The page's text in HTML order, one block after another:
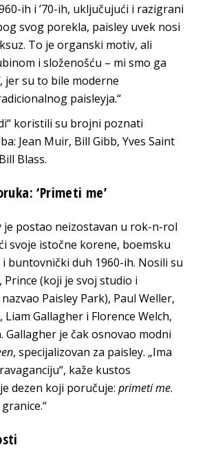
ih i ’70-ih, uključujući i razigrani
svog porekla, paisley uvek nosi
To je organski motiv, ali
i složenošću – mi smo ga
, jer su to bile moderne
paisleyja.“
koristili su brojni poznati
Jean Muir, Bill Gibb, Yves Saint
Blass.
‘Primeti me’
je postao neizostavan u rok-n-rol
svoje istočne korene, boemsku
i buntovnički duh 1960-ih. Nosili su
Prince (koji je svoj studio i
Paisley Park), Paul Weller,
Liam Gallagher i Florence Welch,
Gallagher je čak osnovao modni
, specijalizovan za paisley. „Ima
kaže kustos
dezen koji poručuje:primeti me.